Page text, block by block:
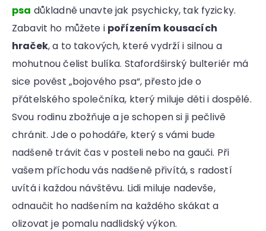
psa důkladně unavte jak psychicky, tak fyzicky.
Zabavit ho můžete i pořízením kousacích
hraček, a to takových, které vydrží i silnou a
mohutnou čelist bulíka. Stafordširský bulteriér má
sice pověst „bojového psa“, přesto jde o
přátelského společníka, který miluje děti i dospělé.
Svou rodinu zbožňuje a je schopen si ji pečlivě
chránit. Jde o pohodáře, který s vámi bude
nadšeně trávit čas v posteli nebo na gauči. Při
vašem příchodu vás nadšeně přivítá, s radostí
uvítá i každou návštěvu. Lidi miluje nadevše,
odnaučit ho nadšením na každého skákat a
olizovat je pomalu nadlidský výkon.